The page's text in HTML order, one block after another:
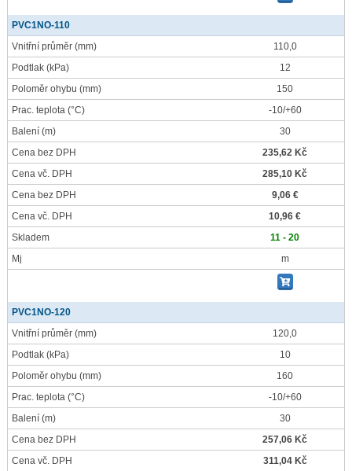
PVC1NO-110
Vnitřní průměr (mm)
110,0
Podtlak (kPa)
12
Poloměr ohybu (mm)
150
Prac. teplota (°C)
-10/+60
Balení (m)
30
Cena bez DPH
235,62 Kč
Cena vč. DPH
285,10 Kč
Cena bez DPH
9,06 €
Cena vč. DPH
10,96 €
Skladem
11 - 20
Mj
m
PVC1NO-120
Vnitřní průměr (mm)
120,0
Podtlak (kPa)
10
Poloměr ohybu (mm)
160
Prac. teplota (°C)
-10/+60
Balení (m)
30
Cena bez DPH
257,06 Kč
Cena vč. DPH
311,04 Kč